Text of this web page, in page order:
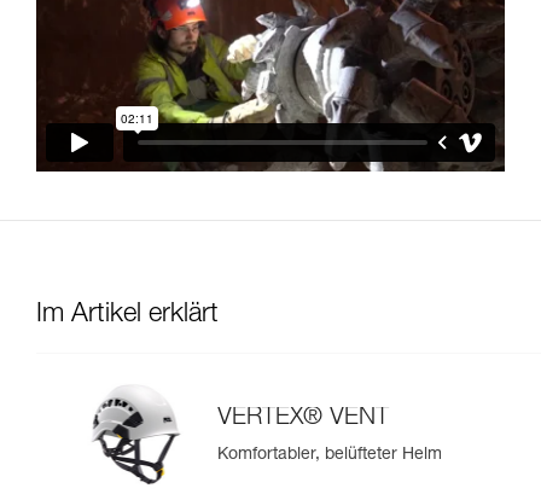
Im Artikel erklärt
VERTEX® VENT
Komfortabler, belüfteter Helm